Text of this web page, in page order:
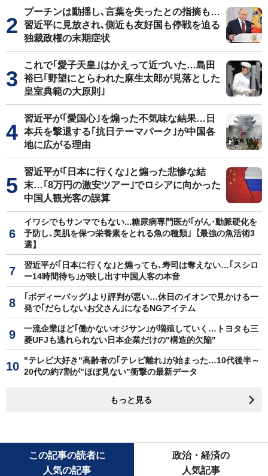
プーチンは動揺し､言葉を失ったとの指摘も…
習近平に見放され､側近も友好国も停戦を迫る
独裁政権の末期症状
これで｢愛子天皇｣はかえって近づいた…島田
裕巳｢野望にとらわれた麻生太郎が見落とした
皇室典範の大原則｣
習近平が｢愛国心｣を煽った不気味な結果…日
本兵を撃退する｢抗日テーマパーク｣が中国各
地に広がる理由
習近平が｢日本に行くな｣と煽った悲惨な結
末…｢8万円の激安ツアー｣でロシアに向かった
中国人観光客の誤算
イワシでもサンマでもない...糖尿病専門医が｢がん･動脈硬化を
予防し､美肌を保つ栄養素をとれる魚の種類｣【最強の魚活術3
選】
習近平が｢日本に行くな｣と煽っても､寿司は奪えない…｢スシロ
ー14時間待ち｣が映し出す中国人客の本音
｢ボディーバッグ｣より評判が悪い…休日のイオンで見かける一
発で｢だらしないお父さん｣になるNGアイテム
一流企業ほど｢働かないオジサン｣が増殖していく…トヨタも三
菱UFJも逃れられない日本企業だけの"構造的欠陥"
"テレビ大好き"高齢者の｢テレビ離れ｣が始まった…10代後半～
20代の約7割が"ほぼ見ない"衝撃の最新データ
もっと見る
この記事の読者に
人気の記事
政治・経済の
人気記事